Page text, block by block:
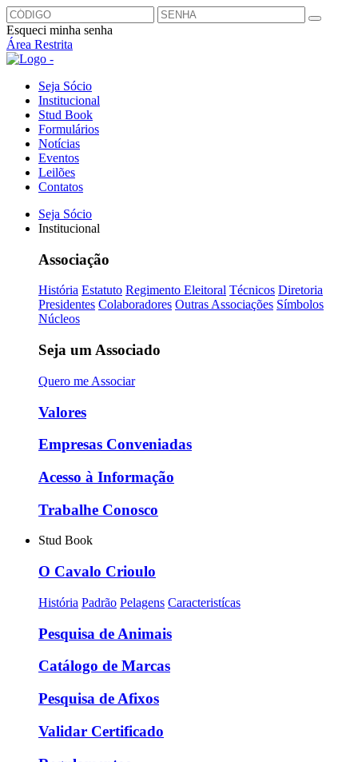
Esqueci minha senha
Área Restrita
Seja Sócio
Institucional
Stud Book
Formulários
Notícias
Eventos
Leilões
Contatos
Seja Sócio
Institucional
Associação
História Estatuto Regimento Eleitoral Técnicos Diretoria
Presidentes Colaboradores Outras Associações Símbolos
Núcleos
Seja um Associado
Quero me Associar
Valores
Empresas Conveniadas
Acesso à Informação
Trabalhe Conosco
Stud Book
O Cavalo Crioulo
História Padrão Pelagens Caracteristícas
Pesquisa de Animais
Catálogo de Marcas
Pesquisa de Afixos
Validar Certificado